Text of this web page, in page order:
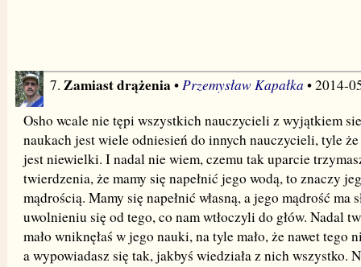
7. Zamiast drążenia •Przemysław Kapałka • 2014-
Osho wcale nie tępi wszystkich nauczycieli z wyjątkiem
naukach jest wiele odniesień do innych nauczycieli, tyle
jest niewielki. I nadal nie wiem, czemu tak uparcie
twierdzenia, że mamy się napełnić jego wodą, to znaczy
mądrością. Mamy się napełnić własną, a jego mądrość ma
uwolnieniu się od tego, co nam wtłoczyli do głów. Nadal
mało wniknęłaś w jego nauki, na tyle mało, że nawet tego
a wypowiadasz się tak, jakbyś wiedziała z nich wszystko.